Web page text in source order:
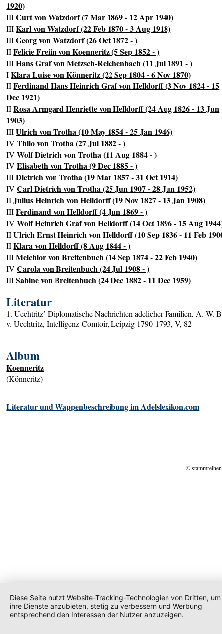
1920)
IIICurt von Watzdorf (7 Mar 1869 - 12 Apr 1940)
IIIKarl von Watzdorf (22 Feb 1870 - 3 Aug 1918)
IIIGeorg von Watzdorf (26 Oct 1872 - )
IIFelicie Freiin von Koenneritz (5 Sep 1852 - )
IIIHans Graf von Metzsch-Reichenbach (11 Jul 1891 - )
IKlara Luise von Könneritz (22 Sep 1804 - 6 Nov 1870)
IIFerdinand Hans Heinrich Graf von Helldorff (3 Nov 1824 - 15
Dec 1921)
IIRosa Armgard Henriette von Helldorff (24 Aug 1826 - 13 Jun
1903)
IIIUlrich von Trotha (10 May 1854 - 25 Jan 1946)
IVThilo von Trotha (27 Jul 1882 - )
IVWolf Dietrich von Trotha (11 Aug 1884 - )
IVElisabeth von Trotha (9 Dec 1885 - )
IIIDietrich von Trotha (19 Mar 1857 - 31 Oct 1914)
IVCarl Dietrich von Trotha (25 Jun 1907 - 28 Jun 1952)
IIJulius Heinrich von Helldorff (19 Nov 1827 - 13 Jan 1908)
IIIFerdinand von Helldorff (4 Jun 1869 - )
IVWolf Heinrich Graf von Helldorff (14 Oct 1896 - 15 Aug
IIUlrich Ernst Heinrich von Helldorff (10 Sep 1836 - 11 Feb
IIKlara von Helldorff (8 Aug 1844 - )
IIIMelchior von Breitenbuch (14 Sep 1874 - 22 Feb 1940)
IVCarola von Breitenbuch (24 Jul 1908 - )
IIISabine von Breitenbuch (24 Dec 1882 - 11 Dec 1959)
Literatur
1. Uechtritz’ Diplomatische Nachrichten adelicher Familien, A. W.
v. Uechtritz, Intelligenz-Comtoir, Leipzig 1790-1793, V, 82
Album
Koenneritz
(Könneritz)
Literatur und Wappenbeschreibung im Adelslexikon.com
©
Diese Seite nutzt Website-Tracking-Technologien von Dritten, um
ihre Dienste anzubieten, stetig zu verbessern und Werbung
entsprechend den Interessen der Nutzer anzuzeigen.